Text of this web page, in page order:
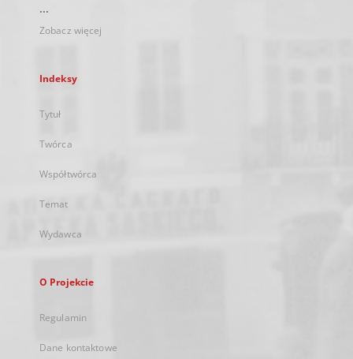
...
Zobacz więcej
Indeksy
Tytuł
Twórca
Współtwórca
Temat
Wydawca
O Projekcie
Regulamin
Dane kontaktowe